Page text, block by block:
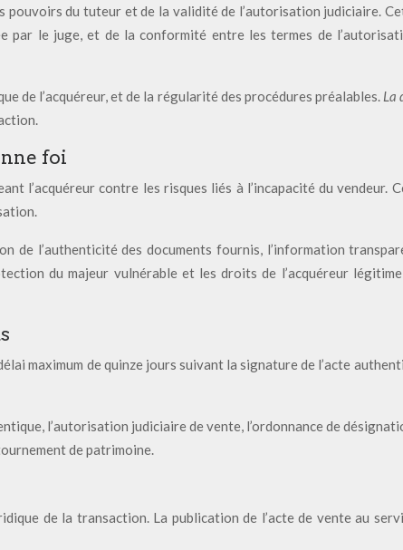
du tuteur et de la validité de l’autorisation judiciaire.
par le juge, et de la conformité entre les termes de
de l’acquéreur, et de la régularité des procédures préalables. La
foi
l’acquéreur contre les risques liés à l’incapacité du vendeur.
de l’authenticité des documents fournis, l’information
du majeur vulnérable et les droits de l’acquéreur
maximum de quinze jours suivant la signature de l’acte
l’autorisation judiciaire de vente, l’ordonnance de
de patrimoine.
de la transaction. La publication de l’acte de vente au